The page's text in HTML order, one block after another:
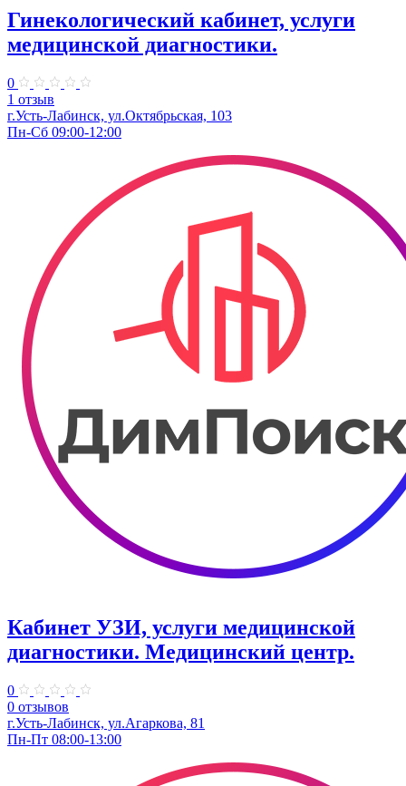
Гинекологический кабинет, услуги
медицинской диагностики.
0
1 отзыв
г.Усть-Лабинск, ул.Октябрьская, 103​
Пн-Сб 09:00-12:00
Кабинет УЗИ, услуги медицинской
диагностики. Медицинский центр.
0
0 отзывов
г.Усть-Лабинск, ул.Агаркова, 81
Пн-Пт 08:00-13:00